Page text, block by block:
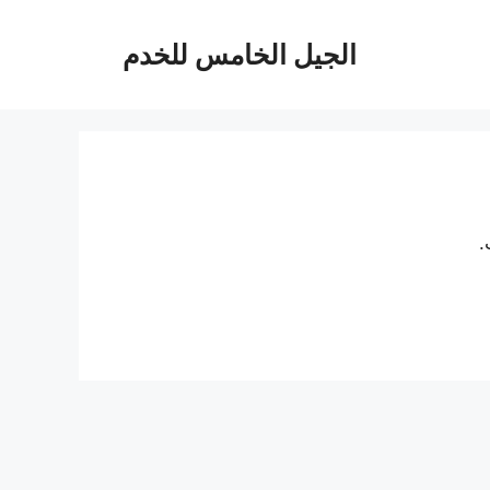
الجيل الخامس للخدم